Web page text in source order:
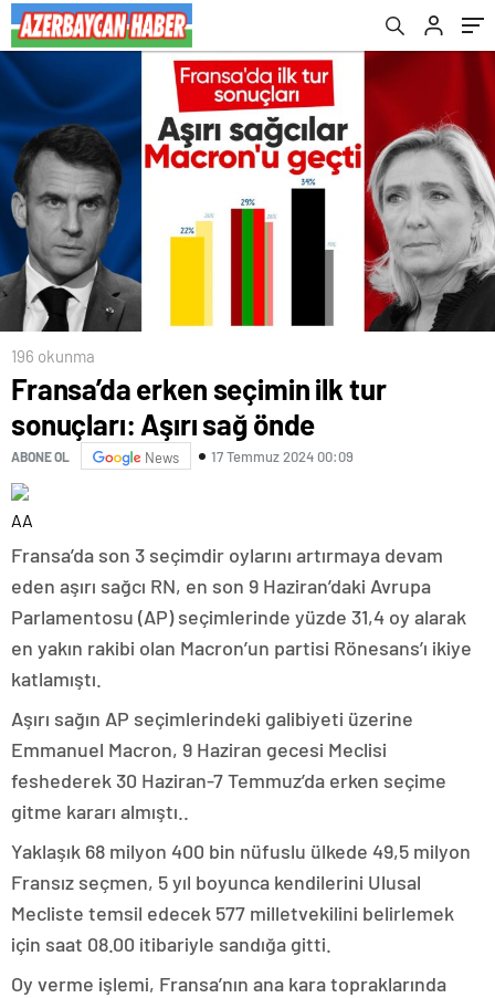
196 okunma
Fransa’da erken seçimin ilk tur
sonuçları: Aşırı sağ önde
ABONE OL News 17 Temmuz 2024 00:09
AA
Fransa’da son 3 seçimdir oylarını artırmaya devam
eden aşırı sağcı RN, en son 9 Haziran’daki Avrupa
Parlamentosu (AP) seçimlerinde yüzde 31,4 oy alarak
en yakın rakibi olan Macron’un partisi Rönesans’ı ikiye
katlamıştı.
Aşırı sağın AP seçimlerindeki galibiyeti üzerine
Emmanuel Macron, 9 Haziran gecesi Meclisi
feshederek 30 Haziran-7 Temmuz’da erken seçime
gitme kararı almıştı..
Yaklaşık 68 milyon 400 bin nüfuslu ülkede 49,5 milyon
Fransız seçmen, 5 yıl boyunca kendilerini Ulusal
Mecliste temsil edecek 577 milletvekilini belirlemek
için saat 08.00 itibariyle sandığa gitti.
Oy verme işlemi, Fransa’nın ana kara topraklarında